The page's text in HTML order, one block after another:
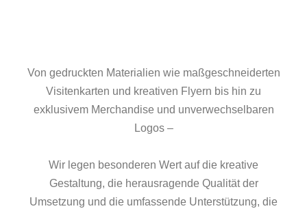
Von gedruckten Materialien wie maßgeschneiderten
Visitenkarten und kreativen Flyern bis hin zu
exklusivem Merchandise und unverwechselbaren
Logos –
Wir legen besonderen Wert auf die kreative
Gestaltung, die herausragende Qualität der
Umsetzung und die umfassende Unterstützung, die